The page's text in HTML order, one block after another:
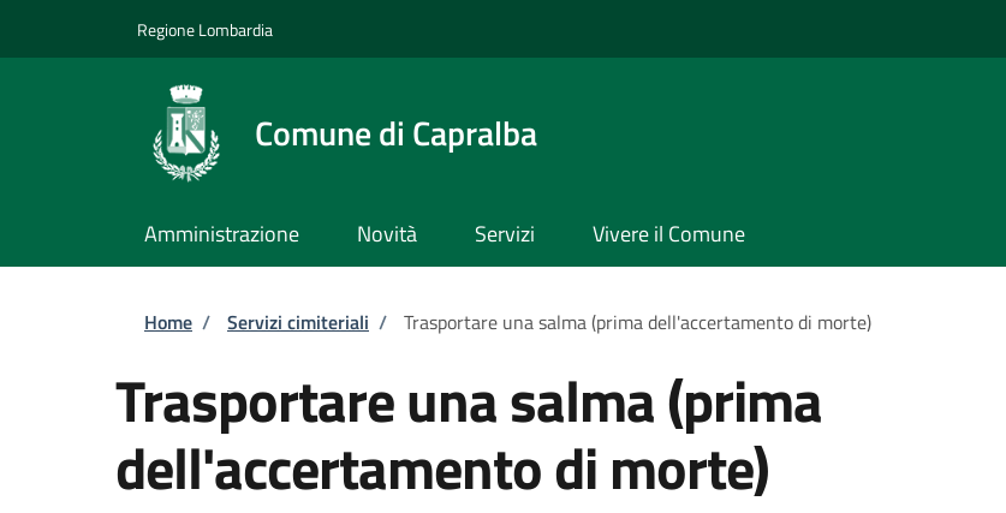
Regione Lombardia
Comune di Capralba
Amministrazione Novità Servizi Vivere il Comune
Briciole di pane
Home / Servizi cimiteriali / Trasportare una salma (prima dell'accertamento di morte)
Trasportare una salma (prima
dell'accertamento di morte)